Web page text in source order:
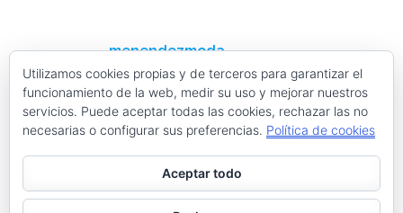
menendezmoda
Menéndez Moda hombre
Cargar más Seguir en Instagram
Contacta con nosotros
Utilizamos cookies propias y de terceros para garantizar el
funcionamiento de la web, medir su uso y mejorar nuestros
servicios. Puede aceptar todas las cookies, rechazar las no
necesarias o configurar sus preferencias. Política de cookies
Aceptar todo